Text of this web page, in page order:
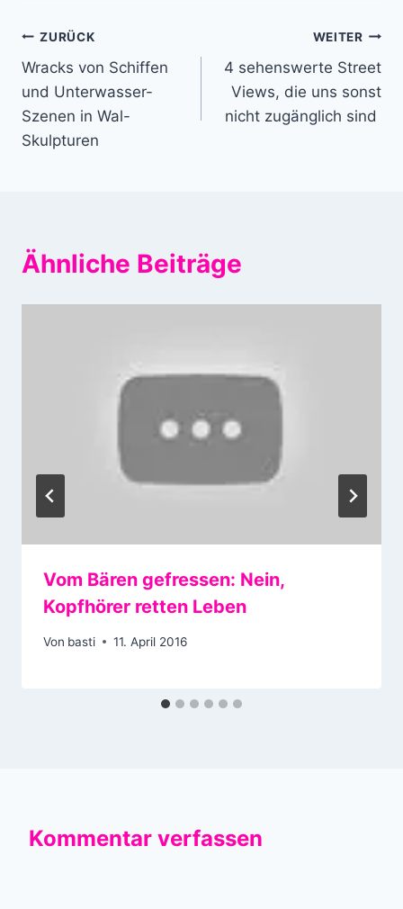
Beitragsnavigation
ZURÜCK
Wracks von Schiffen
und Unterwasser-
Szenen in Wal-
Skulpturen
WEITER
4 sehenswerte Street
Views, die uns sonst
nicht zugänglich sind
Ähnliche Beiträge
Vom Bären gefressen: Nein,
Kopfhörer retten Leben
Von basti 11. April 2016
Kommentar verfassen